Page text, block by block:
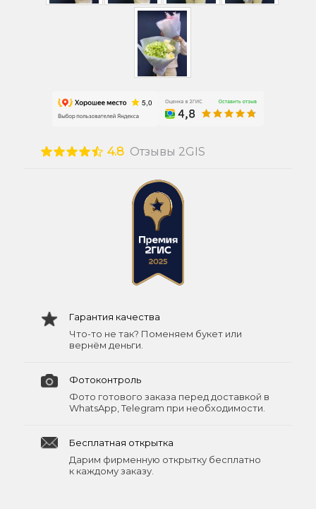
4.8 Отзывы 2GIS
Гарантия качества
Что-то не так? Поменяем букет или
вернём деньги.
Фотоконтроль
Фото готового заказа перед доставкой в
WhatsApp, Telegram при необходимости.
Бесплатная открытка
Дарим фирменную открытку бесплатно
к каждому заказу.